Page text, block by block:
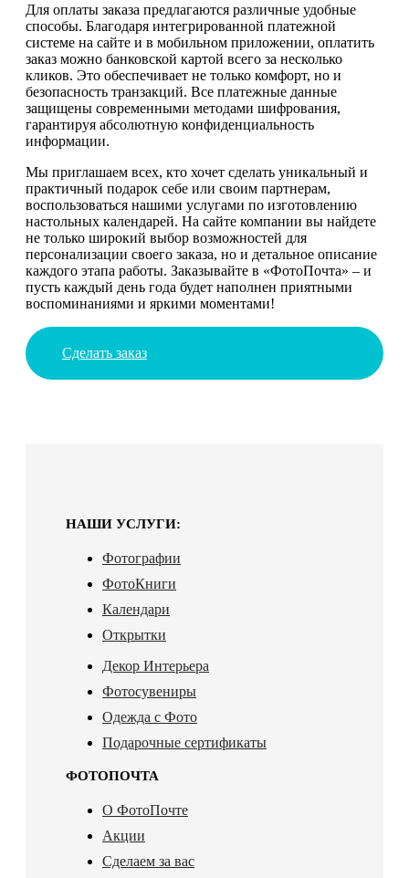
Для оплаты заказа предлагаются различные удобные
способы. Благодаря интегрированной платежной
системе на сайте и в мобильном приложении, оплатить
заказ можно банковской картой всего за несколько
кликов. Это обеспечивает не только комфорт, но и
безопасность транзакций. Все платежные данные
защищены современными методами шифрования,
гарантируя абсолютную конфиденциальность
информации.
Мы приглашаем всех, кто хочет сделать уникальный и
практичный подарок себе или своим партнерам,
воспользоваться нашими услугами по изготовлению
настольных календарей. На сайте компании вы найдете
не только широкий выбор возможностей для
персонализации своего заказа, но и детальное описание
каждого этапа работы. Заказывайте в «ФотоПочта» – и
пусть каждый день года будет наполнен приятными
воспоминаниями и яркими моментами!
Сделать заказ
НАШИ УСЛУГИ:
Фотографии
ФотоКниги
Календари
Открытки
Декор Интерьера
Фотосувениры
Одежда с Фото
Подарочные сертификаты
ФОТОПОЧТА
О ФотоПочте
Акции
Сделаем за вас